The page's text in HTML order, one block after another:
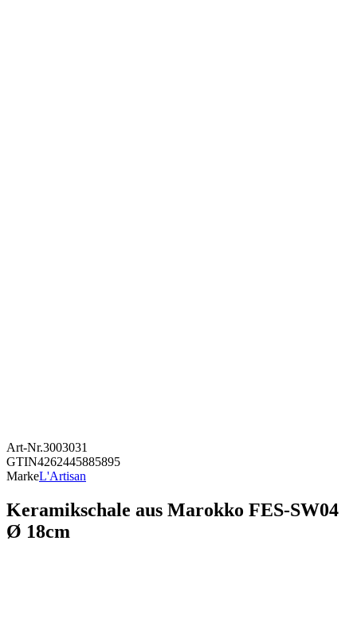
Art-Nr.3003031
GTIN4262445885895
MarkeL'Artisan
Keramikschale aus Marokko FES-SW04
Ø 18cm